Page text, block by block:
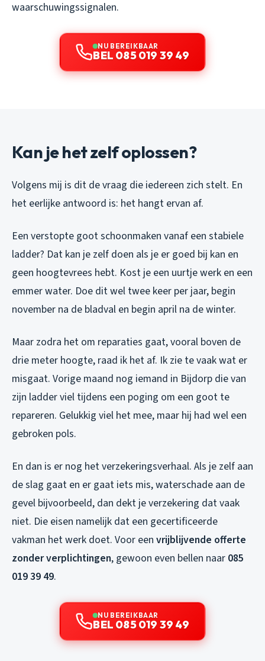
waarschuwingssignalen.
NU BEREIKBAAR
BEL 085 019 39 49
Kan je het zelf oplossen?
Volgens mij is dit de vraag die iedereen zich stelt. En
het eerlijke antwoord is: het hangt ervan af.
Een verstopte goot schoonmaken vanaf een stabiele
ladder? Dat kan je zelf doen als je er goed bij kan en
geen hoogtevrees hebt. Kost je een uurtje werk en een
emmer water. Doe dit wel twee keer per jaar, begin
november na de bladval en begin april na de winter.
Maar zodra het om reparaties gaat, vooral boven de
drie meter hoogte, raad ik het af. Ik zie te vaak wat er
misgaat. Vorige maand nog iemand in Bijdorp die van
zijn ladder viel tijdens een poging om een goot te
repareren. Gelukkig viel het mee, maar hij had wel een
gebroken pols.
En dan is er nog het verzekeringsverhaal. Als je zelf aan
de slag gaat en er gaat iets mis, waterschade aan de
gevel bijvoorbeeld, dan dekt je verzekering dat vaak
niet. Die eisen namelijk dat een gecertificeerde
vakman het werk doet. Voor een vrijblijvende offerte
zonder verplichtingen, gewoon even bellen naar 085
019 39 49.
NU BEREIKBAAR
BEL 085 019 39 49